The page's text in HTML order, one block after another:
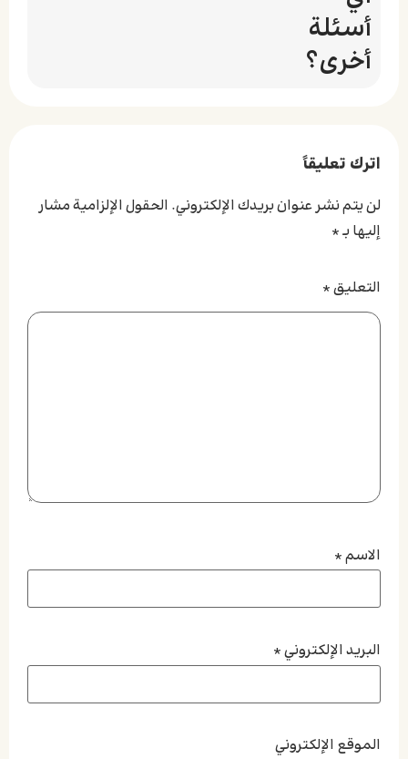
أسئلة
أخرى؟
اترك تعليقاً
لن يتم نشر عنوان بريدك الإلكتروني. الحقول الإلزامية مشار
إليها بـ*
التعليق*
الاسم*
البريد الإلكتروني*
الموقع الإلكتروني